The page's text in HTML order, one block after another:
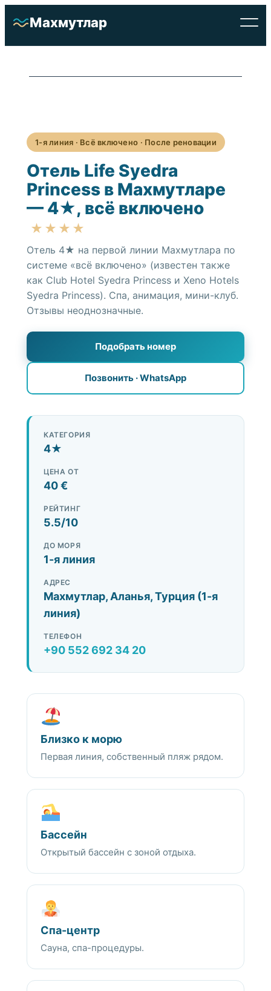
Перейти
Махмутлар
Отели
Недвижимость
О районе
Достопримечательности
Услуги
+90 552 692 34 20
WhatsApp +90 552 692 34 20
Подобрать жильё
1-я линия · Всё включено · После реновации
Отель Life Syedra
Princess в Махмутларе
— 4★, всё включено
★★★★
Отель 4★ на первой линии Махмутлара по
системе «всё включено» (известен также
как Club Hotel Syedra Princess и Xeno Hotels
Syedra Princess). Спа, анимация, мини-клуб.
Отзывы неоднозначные.
Подобрать номер
Позвонить · WhatsApp
КАТЕГОРИЯ
4★
ЦЕНА ОТ
40 €
РЕЙТИНГ
5.5/10
ДО МОРЯ
1-я линия
АДРЕС
Махмутлар, Аланья, Турция (1-я
линия)
ТЕЛЕФОН
+90 552 692 34 20
Близко к морю
Первая линия, собственный пляж рядом.
Бассейн
Открытый бассейн с зоной отдыха.
Спа-центр
Сауна, спа-процедуры.